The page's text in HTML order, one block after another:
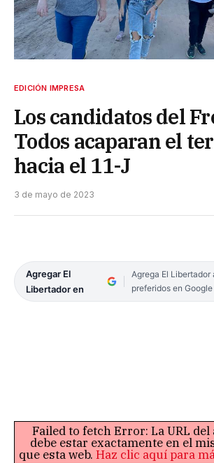
EDICIÓN IMPRESA
Los candidatos del
Todos acaparan el
hacia el 11-J
3 de mayo de 2023
Agregar El
Libertador en
Agrega El Libertador
preferidos en Google
Failed to fetch Error: La URL del
debe estar exactamente en el
que esta web. Haz clic aquí para